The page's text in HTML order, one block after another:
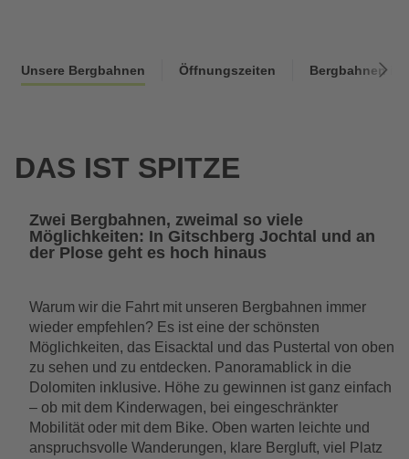
Unsere Bergbahnen Öffnungszeiten Bergbahnen
DAS IST SPITZE
Zwei Bergbahnen, zweimal so viele
Möglichkeiten: In Gitschberg Jochtal und an
der Plose geht es hoch hinaus
Warum wir die Fahrt mit unseren Bergbahnen immer
wieder empfehlen? Es ist eine der schönsten
Möglichkeiten, das Eisacktal und das Pustertal von oben
zu sehen und zu entdecken. Panoramablick in die
Dolomiten inklusive. Höhe zu gewinnen ist ganz einfach
– ob mit dem Kinderwagen, bei eingeschränkter
Mobilität oder mit dem Bike. Oben warten leichte und
anspruchsvolle Wanderungen, klare Bergluft, viel Platz